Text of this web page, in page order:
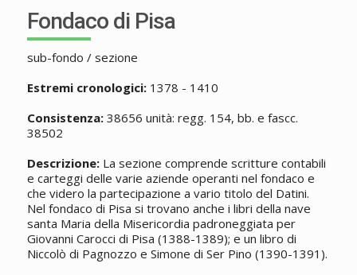
Fondaco di Pisa
sub-fondo / sezione
Estremi cronologici:1378 - 1410
Consistenza:38656 unità: regg. 154, bb. e fascc.
38502
Descrizione:La sezione comprende scritture contabili
e carteggi delle varie aziende operanti nel fondaco e
che videro la partecipazione a vario titolo del Datini.
Nel fondaco di Pisa si trovano anche i libri della nave
santa Maria della Misericordia padroneggiata per
Giovanni Carocci di Pisa (1388-1389); e un libro di
Niccolò di Pagnozzo e Simone di Ser Pino (1390-1391).